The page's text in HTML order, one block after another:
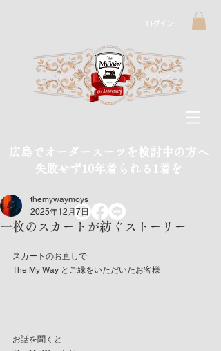
ログイン
広島でオーダースーツを検討中の方へ
​失敗せず10年着られる1着を
一枚のスカートが紡ぐストーリー
themywaymoys
2025年12月7日
スカートのお直しで
The My Way とご縁をいただいたお客様
お話を聞くと